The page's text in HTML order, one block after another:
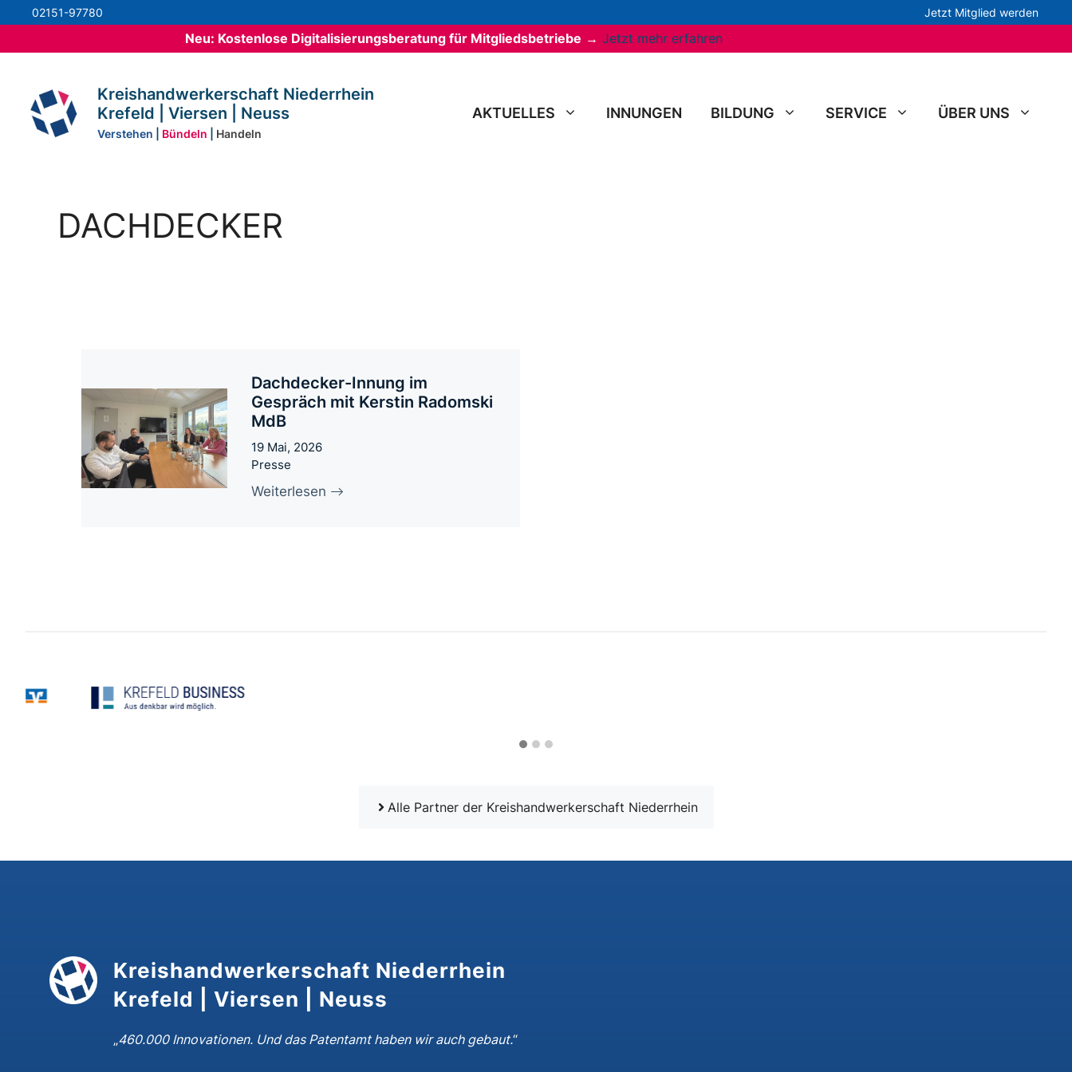
Inhalt
02151-97780 Jetzt Mitglied werden
Neu: Kostenlose Digitalisierungsberatung für Mitgliedsbetriebe → Jetzt mehr erfahren
Kreishandwerkerschaft Niederrhein
Krefeld | Viersen | Neuss
Verstehen Bündeln Handeln
AKTUELLES INNUNGEN BILDUNG SERVICE ÜBER UNS
DACHDECKER
Dachdecker-Innung im
Gespräch mit Kerstin Radomski
MdB
19 Mai, 2026
Presse
Weiterlesen
Alle Partner der Kreishandwerkerschaft Niederrhein
Kreishandwerkerschaft Niederrhein
Krefeld | Viersen | Neuss
„460.000 Innovationen. Und das Patentamt haben wir auch gebaut.“